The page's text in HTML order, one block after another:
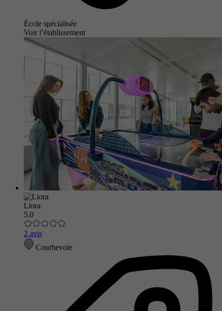
École spécialisée
Voir l’établissement
Liora
5.0
2 avis
Courbevoie